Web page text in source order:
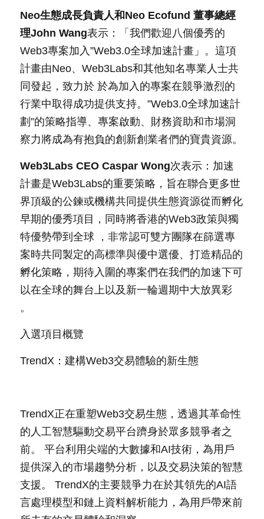
Neo生態成長負責人和Neo Ecofund 董事總經
理John Wang表示：「我們歡迎八個優秀的
Web3專案加入”Web3.0全球加速計畫」。這項
計畫由Neo、Web3Labs和其他知名專業人士共
同發起，致力於 於為加入的專案在競爭激烈的
行業中取得成功提供支持。”Web3.0全球加速計
劃”的策略指導、專案啟動、財務資助和市場洞
察力將成為有抱負的創新創業者們的寶貴資源。
Web3Labs CEO Caspar Wong次表示：加速
計畫是Web3Labs的重要策略，旨在聯合更多世
界頂級的公鍊或機構共同提供生態資源從而孵化
早期的優秀項目，同時將香港的Web3政策與獨
特優勢帶到全球 ，非常認可雙方團隊在篩選專
案時共同製定的高標準與優中選優、打造精品的
孵化策略，期待入圍的專案們在我們的加速下可
以在全球的舞台上以及新一輪週期中大放異彩
。
入選項目概覽
TrendX：建構Web3交易體驗的新生態
TrendX正在重塑Web3交易生態，透過其革命性
的人工智慧驅動交易平台躋身於眾多競爭者之
前。 平台利用尖端的大數據和AI技術，為用戶
提供深入的市場趨勢分析，以及交易決策的智慧
支援。 TrendX的主要競爭力在於其領先的AI語
言處理模型和鏈上資料解析能力，為用戶帶來前